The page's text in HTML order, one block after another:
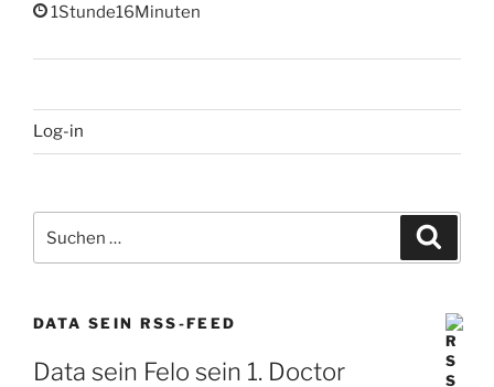
1Stunde16Minuten
Log-in
nach:
DATA SEIN RSS-FEED
Data sein Felo sein 1. Doctor